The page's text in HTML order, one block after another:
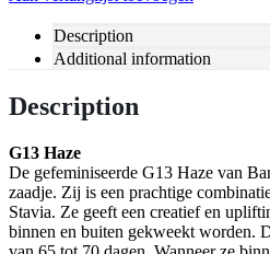
Description
Additional information
Description
G13 Haze
De gefeminiseerde G13 Haze van
zaadje. Zij is een prachtige
Stavia. Ze geeft een creatief en
binnen en buiten gekweekt worden.